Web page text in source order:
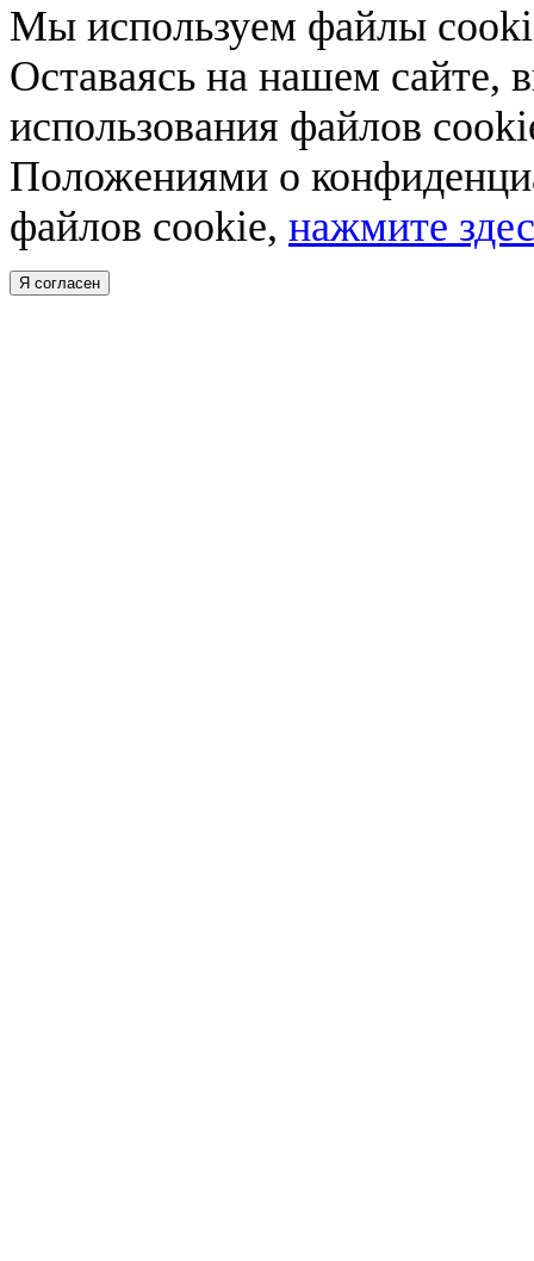
Мы используем файлы
Оставаясь на нашем сайте,
использования файлов
Положениями о
файлов cookie, нажмите
Я согласен